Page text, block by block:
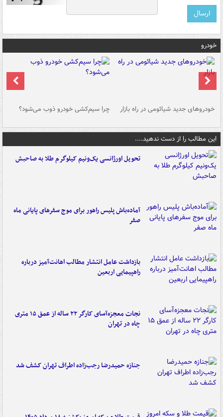
خودرو
خودروهای جدید شیائومی در راه بازار چرا سیم‌کشی خودرو ذوب می‌شود؟
این مطالب را از دست ندهید....
تحویل اورژانسی یک‌ونیم کیلوگرم طلا به صاحبش
آماده‌باش پلیس راهور برای موج سفرهای پایانی ماه
صفر
بازداشت عامل انتشار مطالب اهانت‌آمیز درباره
راهپیمایی اربعین
نجات معجزه‌آسای کارگر ۲۲ ساله از عمق ۱۵ متری
چاه در تهران
جنازه حمیدرضا رجب‌زاده اطراف تهران کشف شد